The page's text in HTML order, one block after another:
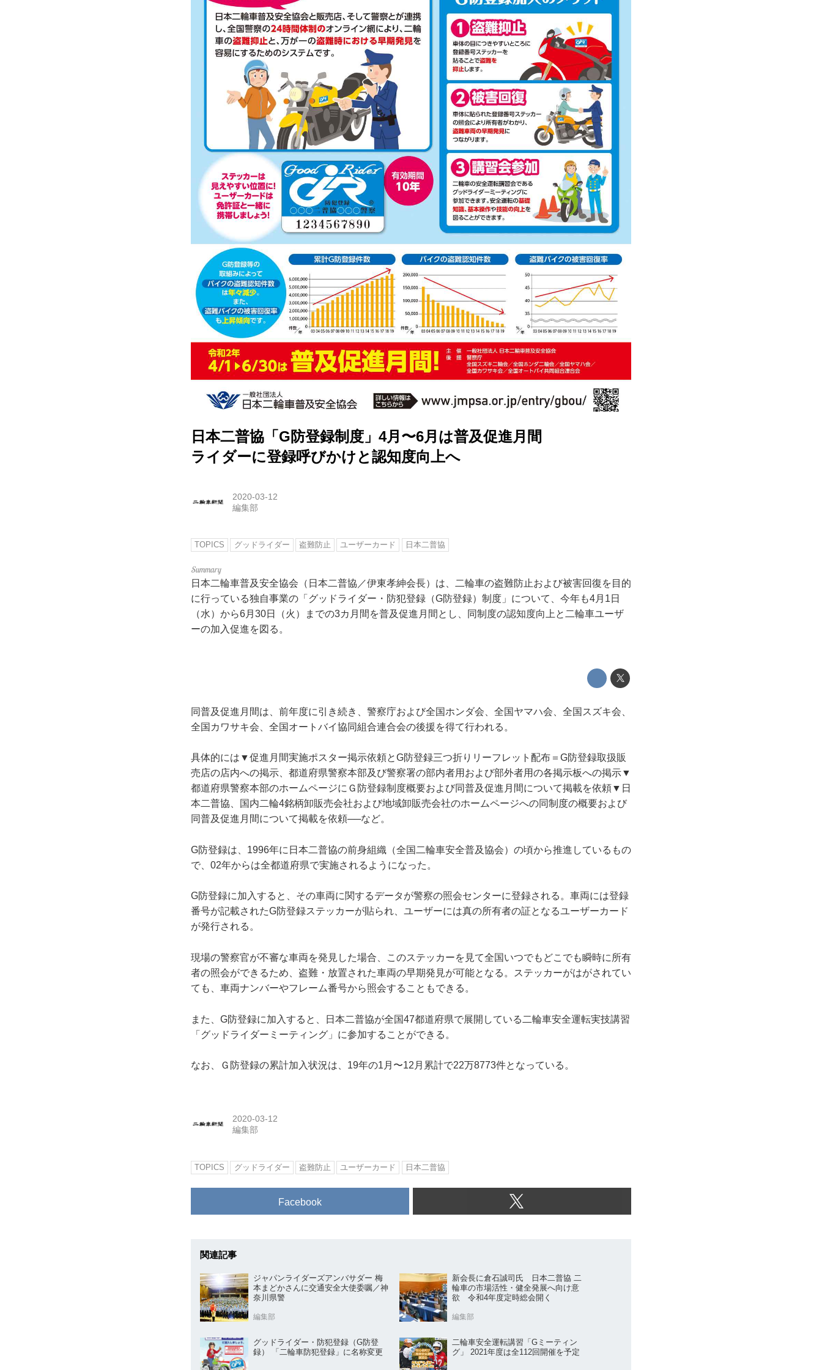
日本二普協「G防登録制度」4月〜6月は普及促進月間
ライダーに登録呼びかけと認知度向上へ
2020-03-12
編集部
TOPICS グッドライダー 盗難防止 ユーザーカード 日本二普協
日本二輪車普及安全協会（日本二普協／伊東孝紳会長）は、二輪車の盗難防止および被害回復を目的
に行っている独自事業の「グッドライダー・防犯登録（G防登録）制度」について、今年も4月1日
（水）から6月30日（火）までの3カ月間を普及促進月間とし、同制度の認知度向上と二輪車ユーザ
ーの加入促進を図る。
同普及促進月間は、前年度に引き続き、警察庁および全国ホンダ会、全国ヤマハ会、全国スズキ会、
全国カワサキ会、全国オートバイ協同組合連合会の後援を得て行われる。
具体的には▼促進月間実施ポスター掲示依頼とG防登録三つ折りリーフレット配布＝G防登録取扱販
売店の店内への掲示、都道府県警察本部及び警察署の部内者用および部外者用の各掲示板への掲示▼
都道府県警察本部のホームページにＧ防登録制度概要および同普及促進月間について掲載を依頼▼日
本二普協、国内二輪4銘柄卸販売会社および地域卸販売会社のホームページへの同制度の概要および
同普及促進月間について掲載を依頼──など。
G防登録は、1996年に日本二普協の前身組織（全国二輪車安全普及協会）の頃から推進しているもの
で、02年からは全都道府県で実施されるようになった。
G防登録に加入すると、その車両に関するデータが警察の照会センターに登録される。車両には登録
番号が記載されたG防登録ステッカーが貼られ、ユーザーには真の所有者の証となるユーザーカード
が発行される。
現場の警察官が不審な車両を発見した場合、このステッカーを見て全国いつでもどこでも瞬時に所有
者の照会ができるため、盗難・放置された車両の早期発見が可能となる。ステッカーがはがされてい
ても、車両ナンバーやフレーム番号から照会することもできる。
また、G防登録に加入すると、日本二普協が全国47都道府県で展開している二輪車安全運転実技講習
「グッドライダーミーティング」に参加することができる。
なお、Ｇ防登録の累計加入状況は、19年の1月〜12月累計で22万8773件となっている。
2020-03-12
編集部
TOPICS グッドライダー 盗難防止 ユーザーカード 日本二普協
Facebook
関連記事
ジャパンライダーズアンバサダー 梅
本まどかさんに交通安全大使委嘱／神
奈川県警
編集部
新会長に倉石誠司氏 日本二普協 二
輪車の市場活性・健全発展へ向け意
欲 令和4年度定時総会開く
編集部
グッドライダー・防犯登録（G防登
録） 「二輪車防犯登録」に名称変更
二輪車安全運転講習「Gミーティン
グ」 2021年度は全112回開催を予定